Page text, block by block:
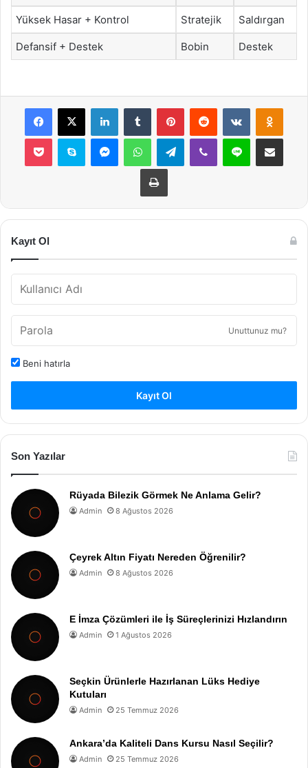
Yüksek Hasar + Kontrol Stratejik Saldırgan
Defansif + Destek Bobin Destek
Facebook
X LinkedInTumblr PinterestReddit VKontakte
Pocket Skype MessengerWhatsAppTelegramViber Line E-Posta ile
Yazdır
Kayıt Ol
Unuttunuz mu?
Beni hatırla
Kayıt Ol
Son Yazılar
Rüyada Bilezik Görmek Ne Anlama Gelir?
Admin 8 Ağustos 2026
Çeyrek Altın Fiyatı Nereden Öğrenilir?
Admin 8 Ağustos 2026
E İmza Çözümleri ile İş Süreçlerinizi Hızlandırın
Admin 1 Ağustos 2026
Seçkin Ürünlerle Hazırlanan Lüks Hediye
Kutuları
Admin 25 Temmuz 2026
Ankara’da Kaliteli Dans Kursu Nasıl Seçilir?
Admin 25 Temmuz 2026